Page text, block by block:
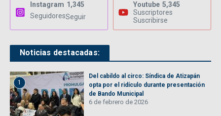
Instagram 1,345
SeguidoresSeguir
Youtube 5,345
Suscriptores
Suscribirse
Noticias destacadas:
1
Del cabildo al circo: Síndica de Atizapán
opta por el ridículo durante presentación
de Bando Municipal
6 de febrero de 2026